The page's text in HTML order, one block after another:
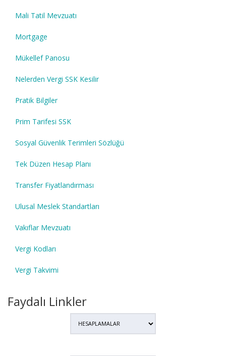
Mali Tatil Mevzuatı
Mortgage
Mükellef Panosu
Nelerden Vergi SSK Kesilir
Pratik Bilgiler
Prim Tarifesi SSK
Sosyal Güvenlik Terimleri Sözlüğü
Tek Düzen Hesap Planı
Transfer Fiyatlandırması
Ulusal Meslek Standartları
Vakıflar Mevzuatı
Vergi Kodları
Vergi Takvimi
Faydalı Linkler